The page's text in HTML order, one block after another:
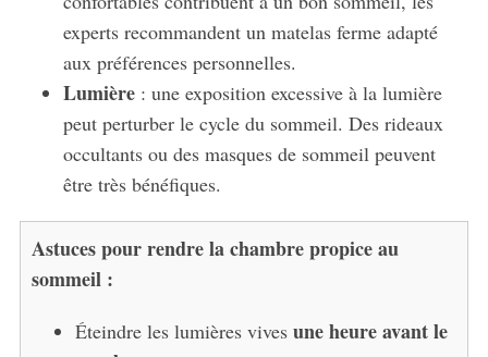
experts recommandent un matelas ferme adapté
aux préférences personnelles.
Lumière: une exposition excessive à la lumière
peut perturber le cycle du sommeil. Des rideaux
occultants ou des masques de sommeil peuvent
être très bénéfiques.
Astuces pour rendre la chambre propice au
sommeil :
Éteindre les lumières vives une heure avant le